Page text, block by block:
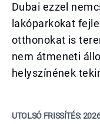
Dubai ezzel
lakóparkokat
otthonokat is
nem átmeneti
helyszínének
UTOLSÓ FRISSÍTÉS: